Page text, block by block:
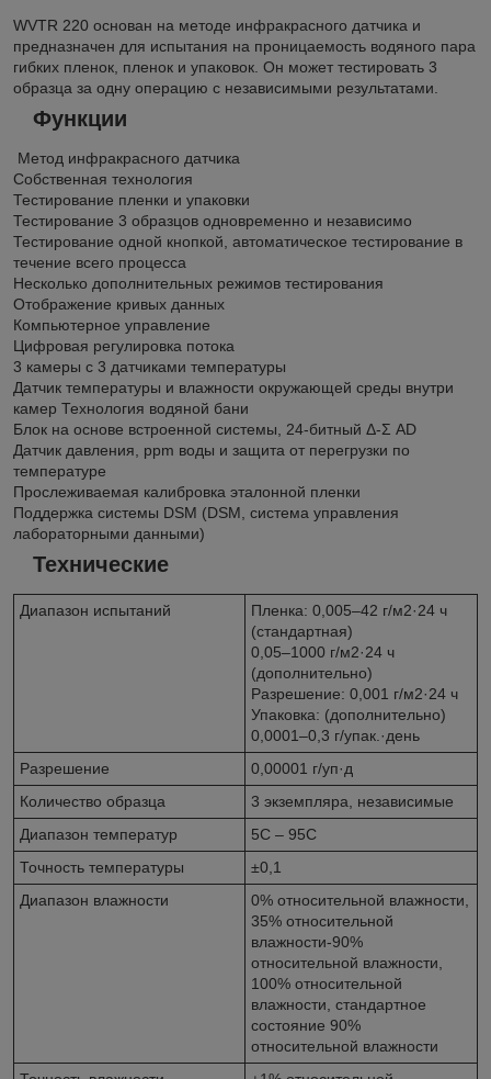
WVTR 220 основан на методе инфракрасного датчика и
предназначен для испытания на проницаемость водяного пара
гибких пленок, пленок и упаковок. Он может тестировать 3
образца за одну операцию с независимыми результатами.
Функции
Метод инфракрасного датчика
Собственная технология
Тестирование пленки и упаковки
Тестирование 3 образцов одновременно и независимо
Тестирование одной кнопкой, автоматическое тестирование в
течение всего процесса
Несколько дополнительных режимов тестирования
Отображение кривых данных
Компьютерное управление
Цифровая регулировка потока
3 камеры с 3 датчиками температуры
Датчик температуры и влажности окружающей среды внутри
камер Технология водяной бани
Блок на основе встроенной системы, 24-битный Δ-Σ AD
Датчик давления, ppm воды и защита от перегрузки по
температуре
Прослеживаемая калибровка эталонной пленки
Поддержка системы DSM (DSM, система управления
лабораторными данными)
Технические
Диапазон испытаний
Пленка: 0,005–42 г/м2·24 ч
(стандартная)
0,05–1000 г/м2·24 ч
(дополнительно)
Разрешение: 0,001 г/м2·24 ч
Упаковка: (дополнительно)
0,0001–0,3 г/упак.·день
Разрешение
0,00001 г/уп·д
Количество образца
3 экземпляра, независимые
Диапазон температур
5С – 95С
Точность температуры
±0,1
Диапазон влажности
0% относительной влажности,
35% относительной
влажности-90%
относительной влажности,
100% относительной
влажности, стандартное
состояние 90%
относительной влажности